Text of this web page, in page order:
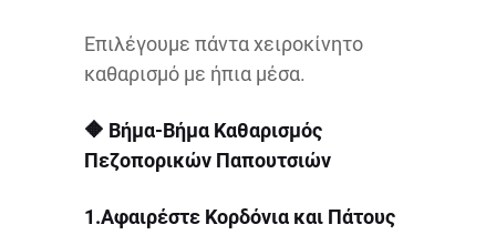
Επιλέγουμε πάντα χειροκίνητο
καθαρισμό με ήπια μέσα.
🔶 Βήμα-Βήμα Καθαρισμός
Πεζοπορικών Παπουτσιών
1.Αφαιρέστε Κορδόνια και Πάτους